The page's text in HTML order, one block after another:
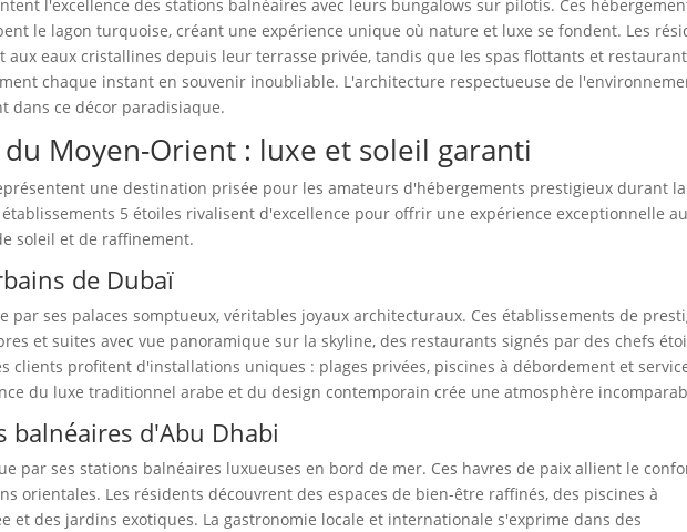
l'excellence des stations balnéaires avec leurs bungalows sur pilotis. Ces
le lagon turquoise, créant une expérience unique où nature et luxe se fondent. Les
aux eaux cristallines depuis leur terrasse privée, tandis que les spas flottants et
chaque instant en souvenir inoubliable. L'architecture respectueuse de
dans ce décor paradisiaque.
Moyen-Orient : luxe et soleil garanti
une destination prisée pour les amateurs d'hébergements prestigieux durant la
5 étoiles rivalisent d'excellence pour offrir une expérience exceptionnelle
soleil et de raffinement.
de Dubaï
par ses palaces somptueux, véritables joyaux architecturaux. Ces établissements de
et suites avec vue panoramique sur la skyline, des restaurants signés par des chefs
clients profitent d'installations uniques : plages privées, piscines à débordement et
du luxe traditionnel arabe et du design contemporain crée une atmosphère
balnéaires d'Abu Dhabi
par ses stations balnéaires luxueuses en bord de mer. Ces havres de paix allient le
orientales. Les résidents découvrent des espaces de bien-être raffinés, des piscines à
et des jardins exotiques. La gastronomie locale et internationale s'exprime dans des